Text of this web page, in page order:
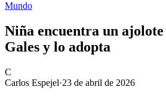
Mundo
Niña encuentra un
Gales y lo adopta
C
Carlos Espejel·23 de abril de 2026